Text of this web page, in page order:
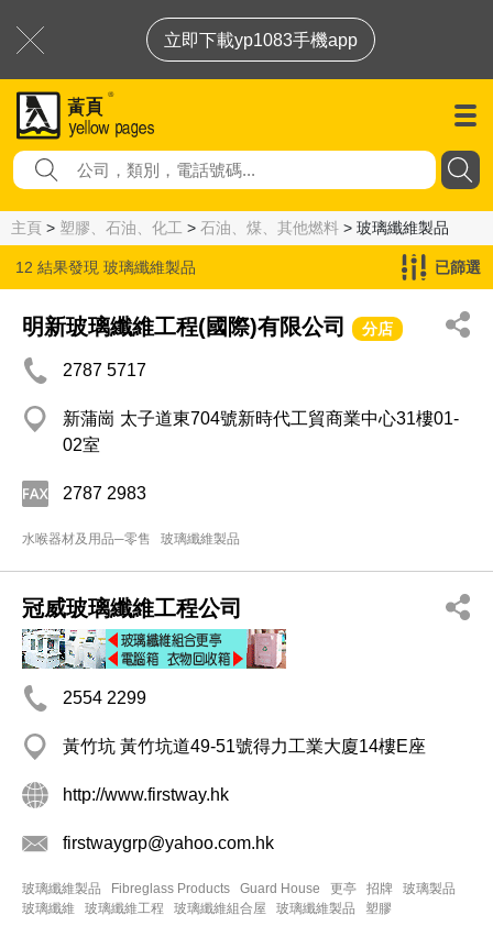
立即下載yp1083手機app
主頁 > 塑膠、石油、化工 > 石油、煤、其他燃料 > 玻璃纖維製品
12 結果發現 玻璃纖維製品 已篩選
明新玻璃纖維工程(國際)有限公司 分店
2787 5717
新蒲崗 太子道東704號新時代工貿商業中心31樓01-
02室
2787 2983
水喉器材及用品─零售 玻璃纖維製品
冠威玻璃纖維工程公司
2554 2299
黃竹坑 黃竹坑道49-51號得力工業大廈14樓E座
http://www.firstway.hk
firstwaygrp@yahoo.com.hk
玻璃纖維製品 Fibreglass Products Guard House 更亭 招牌
玻璃製品
玻璃纖維
玻璃纖維工程 玻璃纖維組合屋 玻璃纖維製品 塑膠